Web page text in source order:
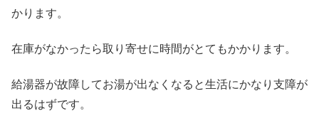
かります。
在庫がなかったら取り寄せに時間がとてもかかります。
給湯器が故障してお湯が出なくなると生活にかなり支障が
出るはずです。